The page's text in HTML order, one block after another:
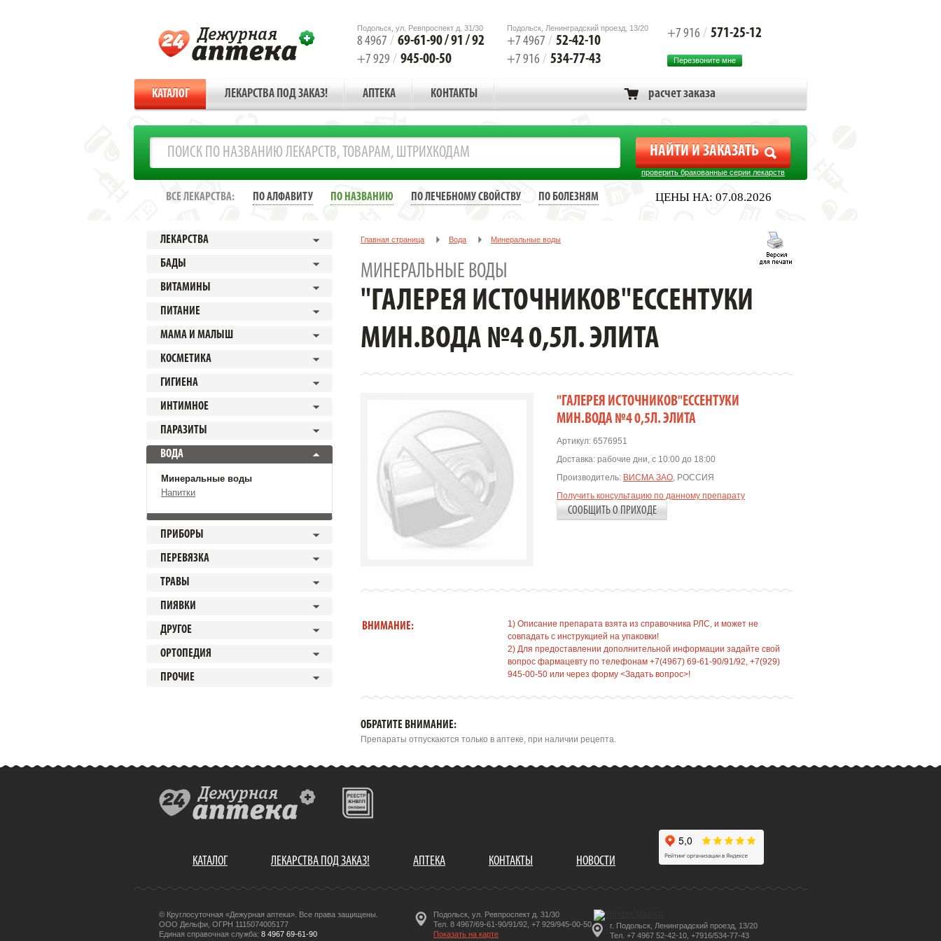
Подольск, ул. Ревпроспект д. 31/30
8 4967 / 69-61-90 / 91 / 92
+7 929 / 945-00-50
Подольск, Ленинградский проезд, 13/20
+7 4967 / 52-42-10
+7 916 / 534-77-43
+7 916 / 571-25-12
Перезвоните мне
КАТАЛОГ ЛЕКАРСТВА ПОД ЗАКАЗ! АПТЕКА КОНТАКТЫ расчет заказа
проверить бракованные серии лекарств
ЦЕНЫ НА: 07.08.2026
ВСЕ ЛЕКАРСТВА: ПО АЛФАВИТУ ПО НАЗВАНИЮ ПО ЛЕЧЕБНОМУ СВОЙСТВУ ПО БОЛЕЗНЯМ
ЛЕКАРСТВА
БАДЫ
ВИТАМИНЫ
ПИТАНИЕ
МАМА И МАЛЫШ
КОСМЕТИКА
ГИГИЕНА
ИНТИМНОЕ
ПАРАЗИТЫ
ВОДА
Минеральные воды
Напитки
ПРИБОРЫ
ПЕРЕВЯЗКА
ТРАВЫ
ПИЯВКИ
ДРУГОЕ
ОРТОПЕДИЯ
ПРОЧИЕ
Главная страница Вода Минеральные воды
МИНЕРАЛЬНЫЕ ВОДЫ
"ГАЛЕРЕЯ ИСТОЧНИКОВ"ЕССЕНТУКИ
МИН.ВОДА №4 0,5Л. ЭЛИТА
"ГАЛЕРЕЯ ИСТОЧНИКОВ"ЕССЕНТУКИ
МИН.ВОДА №4 0,5Л. ЭЛИТА
Артикул: 6576951
Доставка: рабочие дни, с 10:00 до 18:00
Производитель: ВИСМА ЗАО, РОССИЯ
Получить консультацию по данному препарату
СООБЩИТЬ О ПРИХОДЕ
ВНИМАНИЕ:
1) Описание препарата взята из справочника РЛС, и может не
совпадать с инструкцией на упаковки!
2) Для предоставлении дополнительной информации задайте свой
вопрос фармацевту по телефонам +7(4967) 69-61-90/91/92, +7(929)
945-00-50 или через форму <Задать вопрос>!
ОБРАТИТЕ ВНИМАНИЕ:
Препараты отпускаются только в аптеке, при наличии рецепта.
КАТАЛОГ ЛЕКАРСТВА ПОД ЗАКАЗ! АПТЕКА КОНТАКТЫ НОВОСТИ
© Круглосуточная «Дежурная аптека». Все права защищены.
ООО Дельфи, ОГРН 1115074005177
Единая справочная служба: 8 4967 69-61-90
Подольск, ул. Ревпроспект д. 31/30
Тел. 8 4967/69-61-90/91/92, +7 929/945-00-50
Показать на карте
г. Подольск, Ленинградский проезд, 13/20
Тел. +7 4967 52-42-10, +7916/534-77-43